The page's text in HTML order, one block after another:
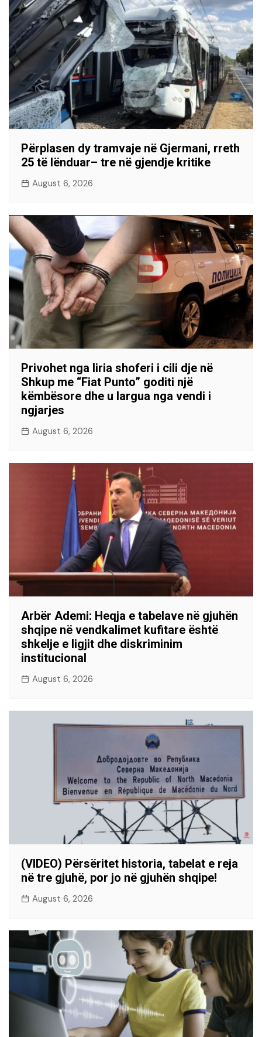
Përplasen dy tramvaje në Gjermani, rreth
25 të lënduar– tre në gjendje kritike
August 6, 2026
Privohet nga liria shoferi i cili dje në
Shkup me “Fiat Punto” goditi një
këmbësore dhe u largua nga vendi i
ngjarjes
August 6, 2026
Arbër Ademi: Heqja e tabelave në gjuhën
shqipe në vendkalimet kufitare është
shkelje e ligjit dhe diskriminim
institucional
August 6, 2026
(VIDEO) Përsëritet historia, tabelat e reja
në tre gjuhë, por jo në gjuhën shqipe!
August 6, 2026